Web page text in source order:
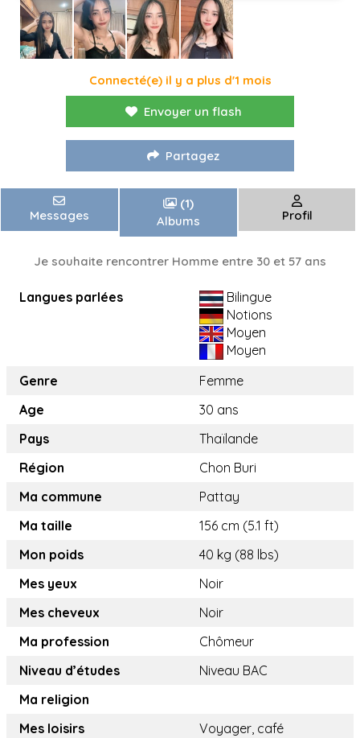
Connecté(e) il y a plus d'1 mois
Envoyer un flash
Partagez
Messages
(1)
Albums
Profil
Je souhaite rencontrer Homme entre 30 et 57 ans
Langues parlées
Bilingue
Notions
Moyen
Moyen
Genre
Femme
Age
30 ans
Pays
Thaïlande
Région
Chon Buri
Ma commune
Pattay
Ma taille
156 cm (5.1 ft)
Mon poids
40 kg (88 lbs)
Mes yeux
Noir
Mes cheveux
Noir
Ma profession
Chômeur
Niveau d’études
Niveau BAC
Ma religion
Mes loisirs
Voyager, café